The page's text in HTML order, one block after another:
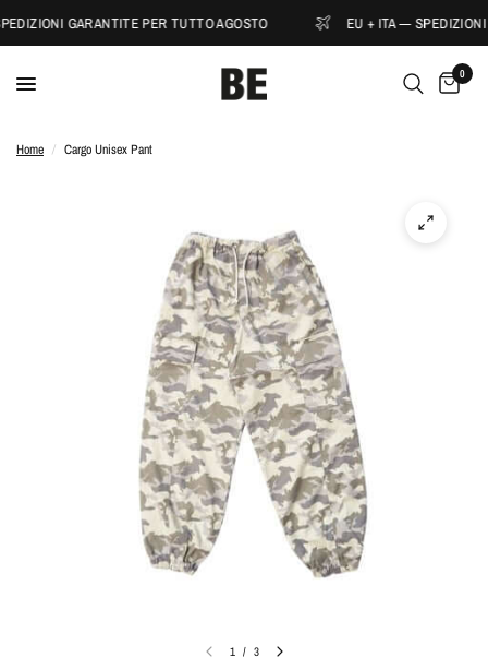
GARANTITE PER TUTTO AGOSTO EU + ITA — SPEDIZIONI
0
Home / Cargo Unisex Pant
1 / 3